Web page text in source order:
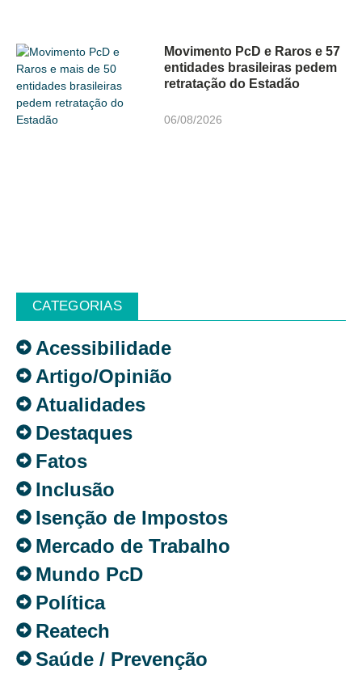
Movimento PcD e Raros e 57
entidades brasileiras pedem
retratação do Estadão
06/08/2026
CATEGORIAS
Acessibilidade
Artigo/Opinião
Atualidades
Destaques
Fatos
Inclusão
Isenção de Impostos
Mercado de Trabalho
Mundo PcD
Política
Reatech
Saúde / Prevenção